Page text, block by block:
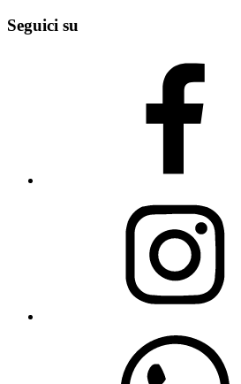
Seguici su